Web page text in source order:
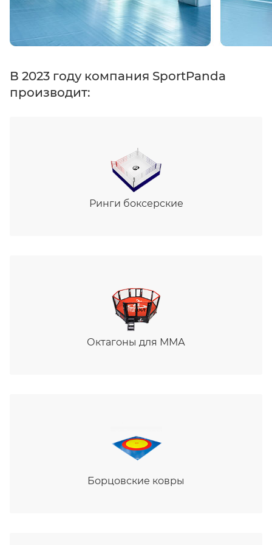
В 2023 году компания SportPanda
производит:
Ринги боксерские
Октагоны для ММА
Борцовские ковры